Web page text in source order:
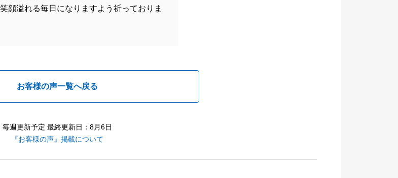
顔溢れる毎日になりますよう祈っておりま
お客様の声一覧へ戻る
毎週更新予定 最終更新日：8月6日
『お客様の声』掲載について